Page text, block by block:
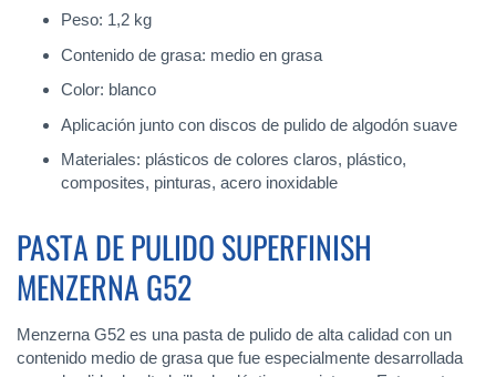
Peso: 1,2 kg
Contenido de grasa: medio en grasa
Color: blanco
Aplicación junto con discos de pulido de algodón suave
Materiales: plásticos de colores claros, plástico,
composites, pinturas, acero inoxidable
PASTA DE PULIDO SUPERFINISH
MENZERNA G52
Menzerna G52 es una pasta de pulido de alta calidad con un
contenido medio de grasa que fue especialmente desarrollada